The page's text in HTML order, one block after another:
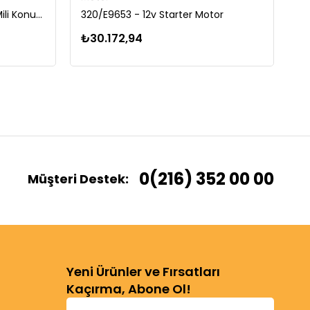
320/D9630 - TPO Eksantrik Mili Konum Sensörü
320/E9653 - 12v Starter Motor
₺30.172,94
Müşteri Destek: 0(216) 352 00 00
Yeni Ürünler ve Fırsatları
Kaçırma, Abone Ol!